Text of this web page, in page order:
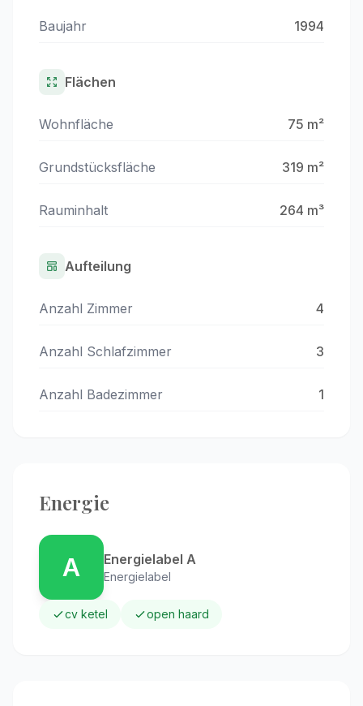
Baujahr 1994
Flächen
Wohnfläche 75 m²
Grundstücksfläche 319 m²
Rauminhalt 264 m³
Aufteilung
Anzahl Zimmer 4
Anzahl Schlafzimmer 3
Anzahl Badezimmer 1
Energie
A Energielabel A
Energielabel
cv ketel open haard